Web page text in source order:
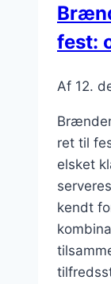
fest:
Af 12.
ret til
elsket
kendt